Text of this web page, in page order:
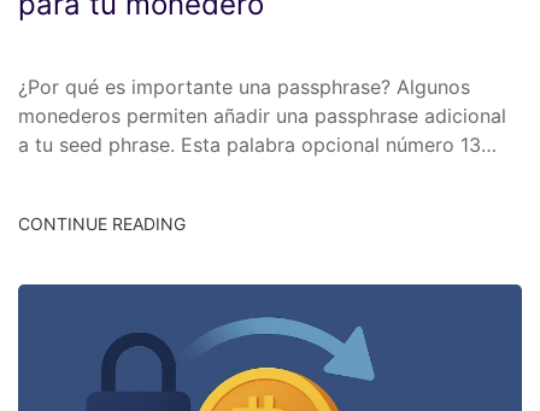
¿Por qué es importante una passphrase? Algunos
monederos permiten añadir una passphrase adicional
a tu seed phrase. Esta palabra opcional número 13…
CONTINUE READING